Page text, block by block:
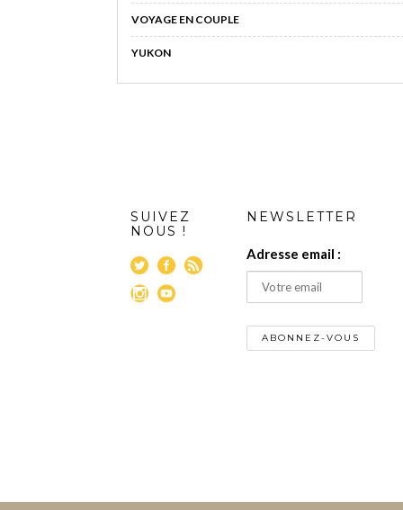
VOYAGE EN COUPLE
YUKON
SUIVEZ
NOUS !
NEWSLETTER
Adresse email :